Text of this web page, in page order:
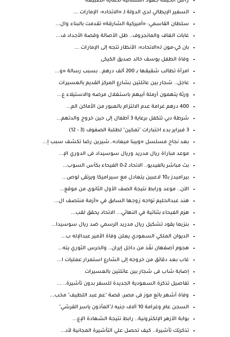
السفير الإيطالي لدى الدولة لـ «الاتحاد»: الإمارات ...
سلطان القاسمي: «أميركية الشارقة» تقدمت بالبناء وال...
غابات الغاف والمانجروف.. ظل الأصالة وقصة الأجداد ف...
بان كي-مون لـ«الاتحاد»: الأنظار تتجه إلى الإمارات ...
وفاة الطفل يوسف خالد صديق الكيكى
امرأة تطالب شقيقها بـ 200 ألف درهم.. بسبب رسالة «و...
عاجل.. شجار بين عائلتين بشارع المركز القديم بالعسيرات
ورثة يتهمون أرملة أبيهم باستغلال مرضه والاستيلاء ع...
400 درهم غرامة عدم الالتزام بالعبور من الأماكن الم...
شرطة دبي تتكفل برعاية 3 أطفال إلى حين خروج والدتهم...
3 فبراير بدء اختبارات "تمكين" لطلبة الصفوف (3 - 12)
بعد نجاح مسلسل «وبينا ميعاد»..شيرين رضا تكشف سبب إ...
موعد مباراة ريال مدريد وريال سوسيداد فى الدوري الإ...
بث مباشر بالفيديو.. الاتحاد 2-0 الفيحاء بكأس السوب...
بيراميدز بـ10 لاعبين يتعادل مع سيراميكا ويرتقى لوص...
الآن.. موعد ورابط نتيجة الصف الأول الثانوى من موقع...
هند عبدالحليم تواجه زوجها السابق في «أزمة منتصف ال...
هزم الفيحاء بثنائية في النهائي... الاتحاد يحقق لقب...
بنزيما يقود تشكيل ريال مدريد الرسمي ضد ريال سوسيدا...
الديوان الملكي السعودي يعلن وفاة الأمير عبدالإله ب...
هجوم أصفهان نفّذ من داخل إيران.. والحرس الثوري يته...
غاب بعد دقائق من خروجه إلى الشارع استمرار عمليات ا...
إصابة شاب فى شجار بين عائلتين بالعسيرات
تفاصيل تذكرة السعودية الجديدة للسفر بدون تأشيرة.. ...
وفاة أشهر بائع موز فى مصر، قصة "عم عبد اللطيف" مخب...
السجن عام وغرامة 10 آلاف جنيه لـ"المأذون ياسر القرشي"
بوابة الأزهر الإلكترونية.. رابط نتيجة الشهادة الإع...
تذكرتك تأشيرة.. كيف تحصل علي التأشيرة المجانية لأد...